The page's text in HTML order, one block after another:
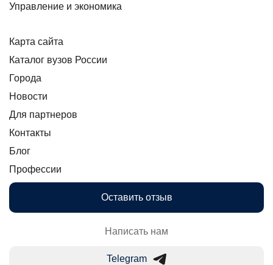
Управление и экономика
Карта сайта
Каталог вузов России
Города
Новости
Для партнеров
Контакты
Блог
Профессии
Оставить отзыв
Написать нам
Telegram